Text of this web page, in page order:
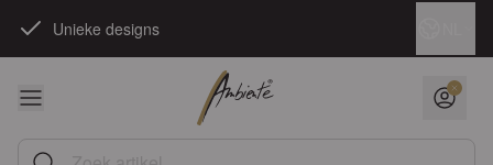
Unieke designs
Zoek artikel